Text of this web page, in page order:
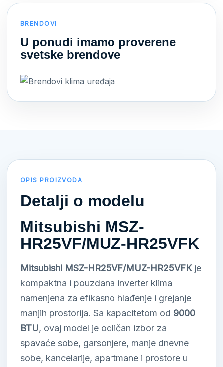
BRENDOVI
U ponudi imamo proverene
svetske brendove
OPIS PROIZVODA
Detalji o modelu
Mitsubishi MSZ-
HR25VF/MUZ-HR25VFK
Mitsubishi MSZ-HR25VF/MUZ-HR25VFKje
kompaktna i pouzdana inverter klima
namenjena za efikasno hlađenje i grejanje
manjih prostorija. Sa kapacitetom od 9000
BTU, ovaj model je odličan izbor za
spavaće sobe, garsonjere, manje dnevne
sobe, kancelarije, apartmane i prostore u